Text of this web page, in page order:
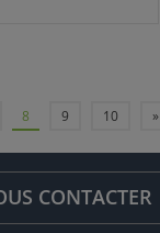
8 9 10 »
CONTACTER